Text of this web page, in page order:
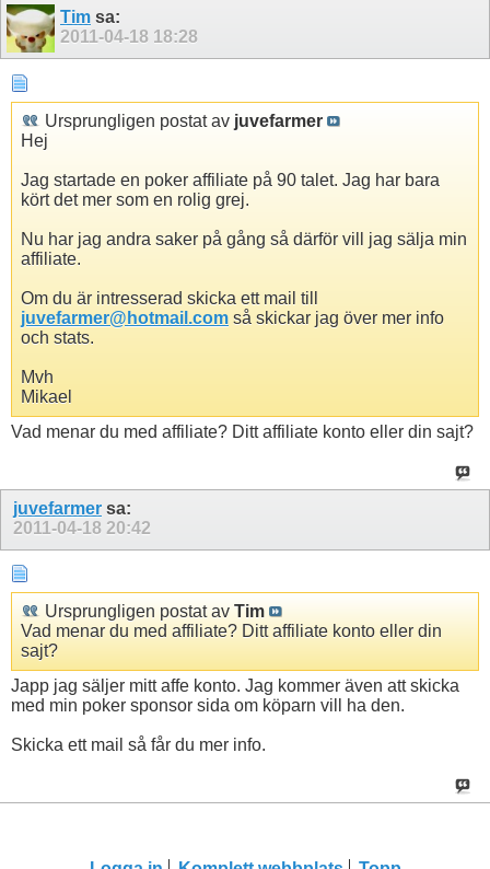
Tim sa:
2011-04-18 18:28
Ursprungligen postat av juvefarmer
Hej
Jag startade en poker affiliate på 90 talet. Jag har bara
kört det mer som en rolig grej.
Nu har jag andra saker på gång så därför vill jag sälja min
affiliate.
Om du är intresserad skicka ett mail till
juvefarmer@hotmail.com så skickar jag över mer info
och stats.
Mvh
Mikael
Vad menar du med affiliate? Ditt affiliate konto eller din sajt?
juvefarmer sa:
2011-04-18 20:42
Ursprungligen postat av Tim
Vad menar du med affiliate? Ditt affiliate konto eller din
sajt?
Japp jag säljer mitt affe konto. Jag kommer även att skicka
med min poker sponsor sida om köparn vill ha den.
Skicka ett mail så får du mer info.